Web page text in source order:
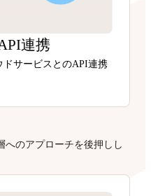
連携
サービスとのAPI連携
へのアプローチを後押しし